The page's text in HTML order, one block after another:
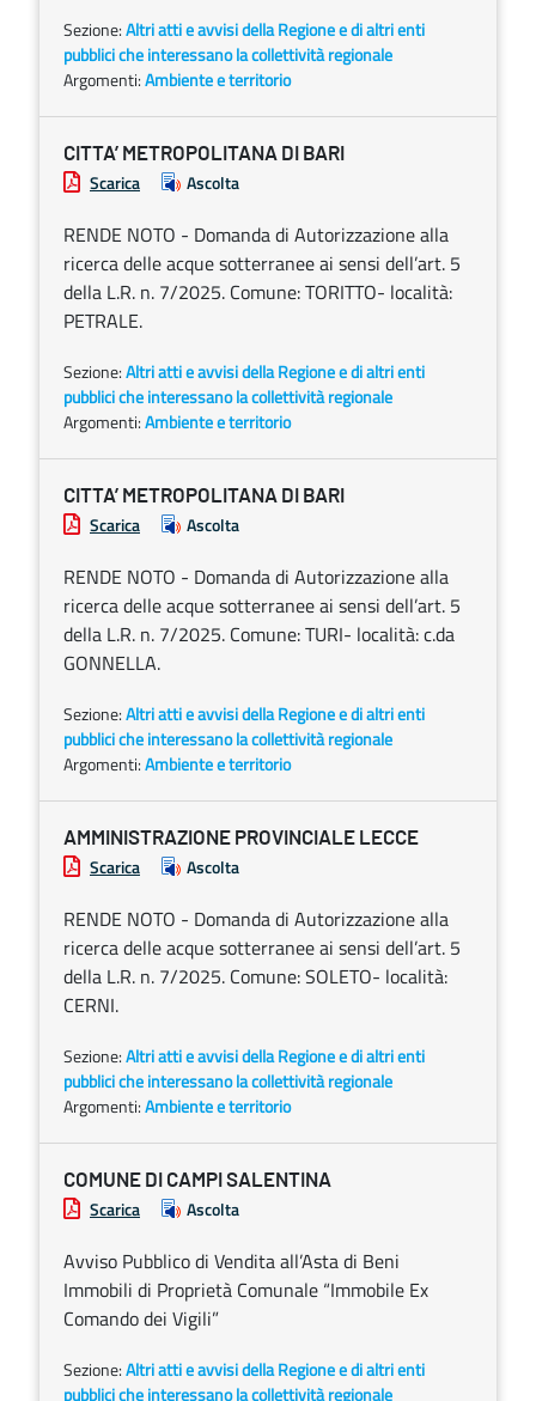
Sezione:Altri atti e avvisi della Regione e di altri enti
pubblici che interessano la collettività regionale
Argomenti:Ambiente e territorio
CITTA’ METROPOLITANA DI BARI
Scarica Ascolta
RENDE NOTO - Domanda di Autorizzazione alla
ricerca delle acque sotterranee ai sensi dell’art. 5
della L.R. n. 7/2025. Comune: TORITTO- località:
PETRALE.
Sezione:Altri atti e avvisi della Regione e di altri enti
pubblici che interessano la collettività regionale
Argomenti:Ambiente e territorio
CITTA’ METROPOLITANA DI BARI
Scarica Ascolta
RENDE NOTO - Domanda di Autorizzazione alla
ricerca delle acque sotterranee ai sensi dell’art. 5
della L.R. n. 7/2025. Comune: TURI- località: c.da
GONNELLA.
Sezione:Altri atti e avvisi della Regione e di altri enti
pubblici che interessano la collettività regionale
Argomenti:Ambiente e territorio
AMMINISTRAZIONE PROVINCIALE LECCE
Scarica Ascolta
RENDE NOTO - Domanda di Autorizzazione alla
ricerca delle acque sotterranee ai sensi dell’art. 5
della L.R. n. 7/2025. Comune: SOLETO- località:
CERNI.
Sezione:Altri atti e avvisi della Regione e di altri enti
pubblici che interessano la collettività regionale
Argomenti:Ambiente e territorio
COMUNE DI CAMPI SALENTINA
Scarica Ascolta
Avviso Pubblico di Vendita all’Asta di Beni
Immobili di Proprietà Comunale “Immobile Ex
Comando dei Vigili”
Sezione:Altri atti e avvisi della Regione e di altri enti
pubblici che interessano la collettività regionale